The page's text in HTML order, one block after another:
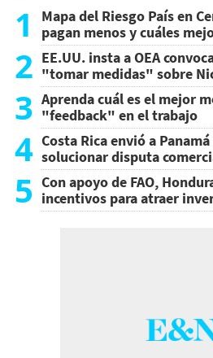
1
Mapa del Riesgo País en
pagan menos y cuáles
2 EE.UU. insta a OEA
"tomar medidas" sobre
3 Aprenda cuál es el mejor
"feedback" en el trabajo
4 Costa Rica envió a
solucionar disputa
5 Con apoyo de FAO,
incentivos para atraer